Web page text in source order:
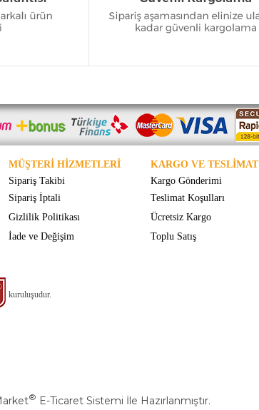
MÜŞTERİ HİZMETLERİ KARGO VE TESLİMAT
Sipariş Takibi
Kargo Gönderimi
Sipariş İptali
Teslimat Koşulları
Gizlilik Politikası
Ücretsiz Kargo
İade ve Değişim
Toplu Satış
kuruluşudur.
® E-Ticaret Sistemi İle Hazırlanmıştır.